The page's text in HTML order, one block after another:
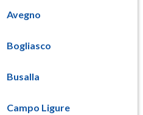
Avegno
Bogliasco
Busalla
Campo Ligure